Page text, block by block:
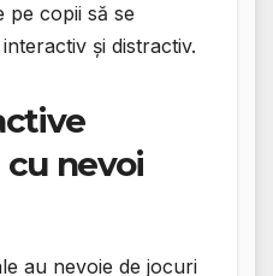
pe copii să se
și distractiv.
nevoi
au nevoie de jocuri